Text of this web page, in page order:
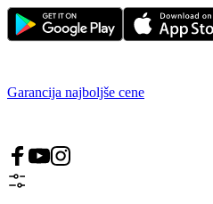
Garancija najboljše cene